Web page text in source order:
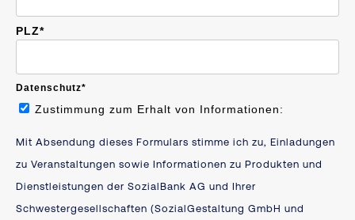
PLZ*
Datenschutz*
Zustimmung zum Erhalt von Informationen:
Mit Absendung dieses Formulars stimme ich zu, Einladungen
zu Veranstaltungen sowie Informationen zu Produkten und
Dienstleistungen der SozialBank AG und Ihrer
Schwestergesellschaften (SozialGestaltung GmbH und